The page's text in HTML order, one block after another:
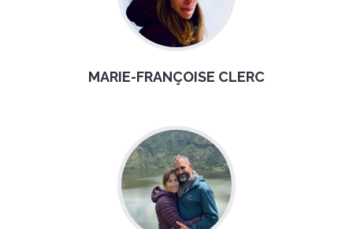
MARIE-FRANÇOISE CLERC